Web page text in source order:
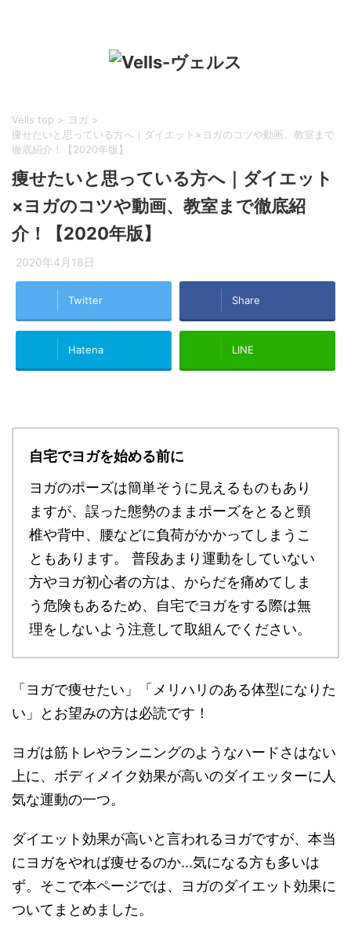
Vells top > ヨガ >
痩せたいと思っている方へ｜ダイエット×ヨガのコツや動画、教室まで
徹底紹介！【2020年版】
痩せたいと思っている方へ｜ダイエット
×ヨガのコツや動画、教室まで徹底紹
介！【2020年版】
2020年4月18日
Twitter Share
Hatena LINE
自宅でヨガを始める前に
ヨガのポーズは簡単そうに見えるものもあり
ますが、誤った態勢のままポーズをとると頸
椎や背中、腰などに負荷がかかってしまうこ
ともあります。 普段あまり運動をしていない
方やヨガ初心者の方は、からだを痛めてしま
う危険もあるため、自宅でヨガをする際は無
理をしないよう注意して取組んでください。
「ヨガで痩せたい」「メリハリのある体型になりた
い」とお望みの方は必読です！
ヨガは筋トレやランニングのようなハードさはない
上に、ボディメイク効果が高いのダイエッターに人
気な運動の一つ。
ダイエット効果が高いと言われるヨガですが、本当
にヨガをやれば痩せるのか...気になる方も多いは
ず。そこで本ページでは、ヨガのダイエット効果に
ついてまとめました。